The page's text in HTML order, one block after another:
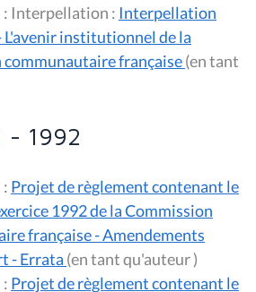
: Interpellation : Interpellation
L'avenir institutionnel de la
française(en tant
- 1992
: Projet de règlement contenant le
1992 de la Commission
française - Amendements
- Errata
(en tant qu'auteur )
: Projet de règlement contenant le